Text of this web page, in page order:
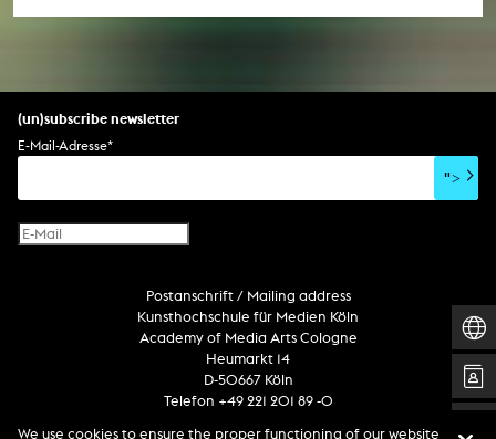
(un)subscribe newsletter
E-Mail-Adresse*
">
Postanschrift / Mailing address
Kunsthochschule für Medien Köln
Academy of Media Arts Cologne
Heumarkt 14
D-50667 Köln
Telefon +49 221 201 89 -0
We use cookies to ensure the proper functioning of our website